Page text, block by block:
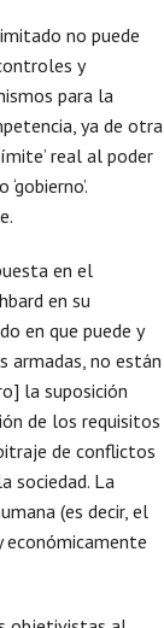
no puede
y
para la
ya de otra
real al poder
en el
en su
en que puede y
armadas, no están
la suposición
de los requisitos
de conflictos
sociedad. La
(es decir, el
económicamente